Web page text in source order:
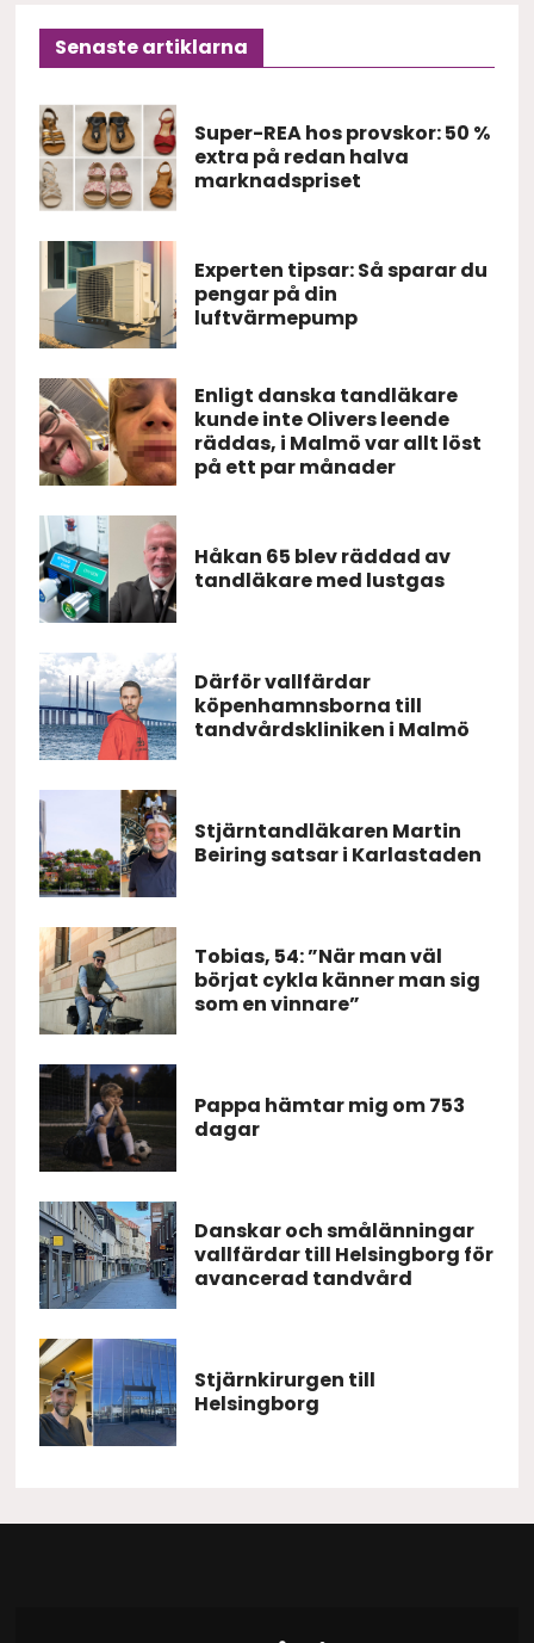
Senaste artiklarna
Super-REA hos provskor: 50 %
extra på redan halva
marknadspriset
Experten tipsar: Så sparar du
pengar på din
luftvärmepump
Enligt danska tandläkare
kunde inte Olivers leende
räddas, i Malmö var allt löst
på ett par månader
Håkan 65 blev räddad av
tandläkare med lustgas
Därför vallfärdar
köpenhamnsborna till
tandvårdskliniken i Malmö
Stjärntandläkaren Martin
Beiring satsar i Karlastaden
Tobias, 54: ”När man väl
börjat cykla känner man sig
som en vinnare”
Pappa hämtar mig om 753
dagar
Danskar och smålänningar
vallfärdar till Helsingborg för
avancerad tandvård
Stjärnkirurgen till
Helsingborg